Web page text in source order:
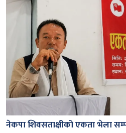
नेकपा शिवसताक्षीको एकता भेला